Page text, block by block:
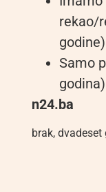
rekao/
godine)
Samo
godina)
n24.ba
brak, dvadeset